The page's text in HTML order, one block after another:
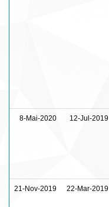
8-Mai-2020 12-Jul-2019
21-Nov-2019 22-Mar-2019